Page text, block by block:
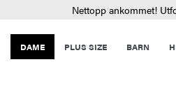
Nettopp ankommet!
DAME PLUS SIZE BARN